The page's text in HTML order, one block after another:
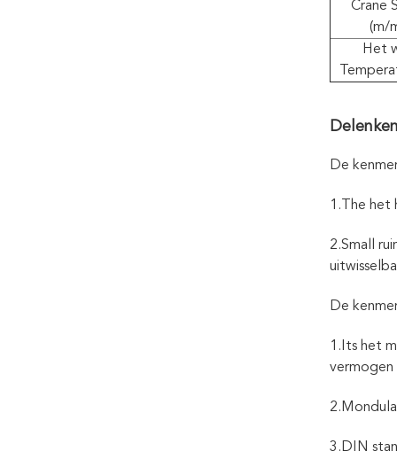
Crane
(m/
Het
De
1.The het
2.Small
De
1.Its het
vermogen
3.DIN